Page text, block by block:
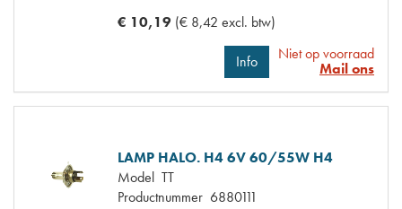
€ 10,19 (€ 8,42 excl. btw)
Info
Niet op voorraad
Mail ons
LAMP HALO. H4 6V 60/55W H4
Model TT
Productnummer 6880111